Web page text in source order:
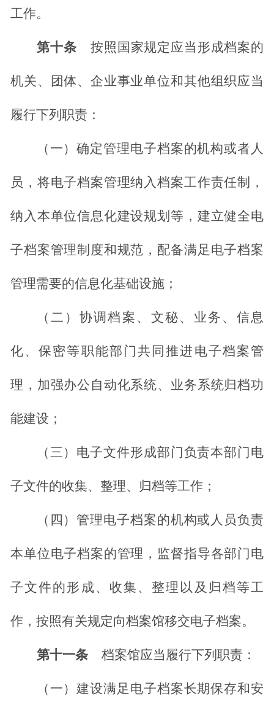
工作。
第十条 按照国家规定应当形成档案的
机关、团体、企业事业单位和其他组织应当
履行下列职责：
（一）确定管理电子档案的机构或者人
员，将电子档案管理纳入档案工作责任制，
纳入本单位信息化建设规划等，建立健全电
子档案管理制度和规范，配备满足电子档案
管理需要的信息化基础设施；
（二）协调档案、文秘、业务、信息
化、保密等职能部门共同推进电子档案管
理，加强办公自动化系统、业务系统归档功
能建设；
（三）电子文件形成部门负责本部门电
子文件的收集、整理、归档等工作；
（四）管理电子档案的机构或人员负责
本单位电子档案的管理，监督指导各部门电
子文件的形成、收集、整理以及归档等工
作，按照有关规定向档案馆移交电子档案。
第十一条 档案馆应当履行下列职责：
（一）建设满足电子档案长期保存和安